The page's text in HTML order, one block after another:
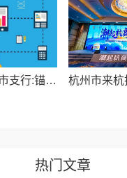
邮储银行宜兴市支行:锚定产业需求 推动金融服务提质增效
热门文章